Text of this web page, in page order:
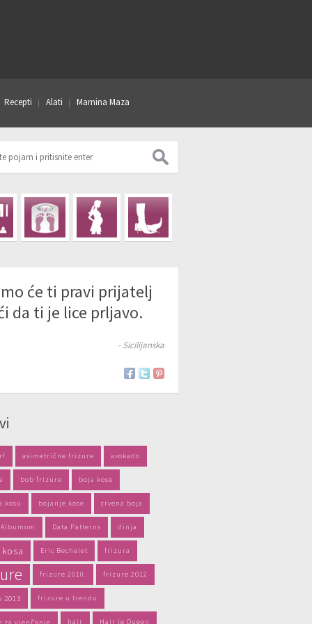
Recepti Alati Mamina Maza
će ti pravi prijatelj
da ti je lice prljavo.
- Sicilijanska
asimetrične frizure avokado
bob frizure boja kose
kosu bojanje kose crvena boja
Data Patterns dinja
Eric Bechelet frizura
frizure 2010. frizure 2012
2013 frizure u trendu
za vjenčanje hair Hair le Queen